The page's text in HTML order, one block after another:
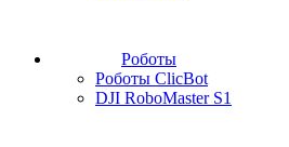
Роботы
Роботы ClicBot
DJI RoboMaster S1